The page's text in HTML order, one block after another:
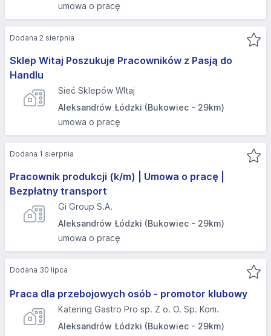
umowa o pracę
Sklep Witaj Poszukuje Pracowników z Pasją do
Handlu
Sieć Sklepów WItaj
Aleksandrów Łódzki (Bukowiec - 29km)
umowa o pracę
Dodana 2 sierpnia
Pracownik produkcji (k/m) | Umowa o pracę |
Bezpłatny transport
Gi Group S.A.
Aleksandrów Łódzki (Bukowiec - 29km)
umowa o pracę
Dodana 1 sierpnia
Praca dla przebojowych osób - promotor klubowy
Katering Gastro Pro sp. Z o. O. Sp. Kom.
Aleksandrów Łódzki (Bukowiec - 29km)
Dodana 30 lipca